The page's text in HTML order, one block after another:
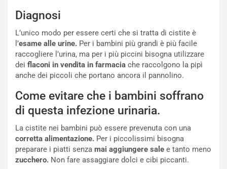
Diagnosi
L’unico modo per essere certi che si tratta di cistite è
l’esame alle urine. Per i bambini più grandi è più facile
raccogliere l’urina, ma per i più piccini bisogna utilizzare
dei flaconi in vendita in farmacia che raccolgono la pipì
anche dei piccoli che portano ancora il pannolino.
Come evitare che i bambini soffrano
di questa infezione urinaria.
La cistite nei bambini può essere prevenuta con una
corretta alimentazione. Per i piccolissimi bisogna
preparare i piatti senza mai aggiungere sale e tanto meno
zucchero. Non fare assaggiare dolci e cibi piccanti.